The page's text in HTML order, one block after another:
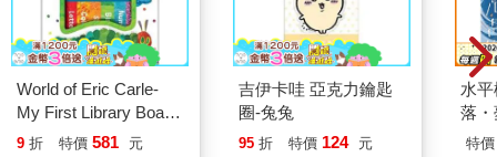
World of Eric Carle-
My First Library Board
Book Block Set
9 折 特價 581 元
吉伊卡哇 亞克力鑰匙
圈-兔兔
95 折 特價 124 元
水
落
特價